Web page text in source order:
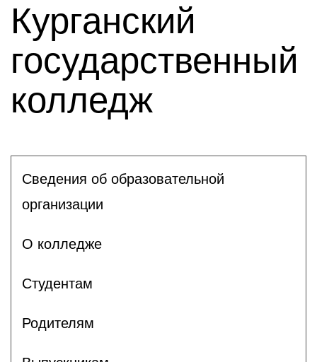
Курганский
государственный
колледж
Сведения об образовательной
организации
О колледже
Студентам
Родителям